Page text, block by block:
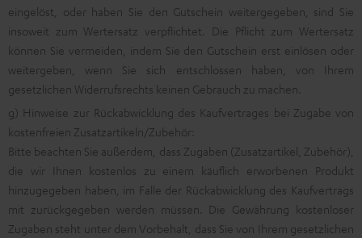
eingelöst, oder haben Sie den Gutschein weitergegeben, sind Sie
insoweit zum Wertersatz verpflichtet. Die Pflicht zum Wertersatz
können Sie vermeiden, indem Sie den Gutschein erst einlösen oder
weitergeben, wenn Sie sich entschlossen haben, von Ihrem
gesetzlichen Widerrufsrechts keinen Gebrauch zu machen.
g) Hinweise zur Rückabwicklung des Kaufvertrages bei Zugabe von
kostenfreien Zusatzartikeln/Zubehör:
Bitte beachten Sie außerdem, dass Zugaben (Zusatzartikel, Zubehör),
die wir Ihnen kostenlos zu einem käuflich erworbenen Produkt
hinzugegeben haben, im Falle der Rückabwicklung des Kaufvertrags
mit zurückgegeben werden müssen. Die Gewährung kostenloser
Zugaben steht unter dem Vorbehalt, dass Sie von Ihrem gesetzlichen